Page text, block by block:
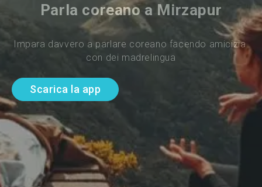
Parla coreano a Mirzapur
Impara davvero a parlare coreano facendo amicizia
con dei madrelingua
Scarica la app